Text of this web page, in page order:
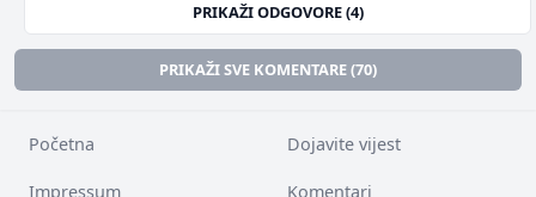
PRIKAŽI ODGOVORE (4)
PRIKAŽI SVE KOMENTARE (70)
Početna Dojavite vijest
Impressum Komentari